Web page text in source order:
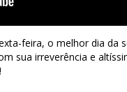
feira, o melhor dia
sua irreverência e